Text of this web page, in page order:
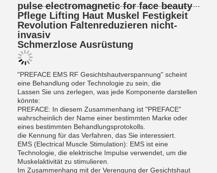
pulse electromagnetic for face beauty
Pflege Lifting Haut Muskel Festigkeit
Revolution Faltenreduzieren nicht-
invasiv
Schmerzlose Ausrüstung
"PREFACE EMS RF Gesichtshautverspannung" scheint
eine Behandlung oder Technologie zu sein, die
Lassen Sie uns zerlegen, was jede Komponente darstellen
könnte:
PREFACE: In diesem Zusammenhang ist "PREFACE"
wahrscheinlich der Name einer bestimmten Marke oder
eines bestimmten Behandlungsprotokolls.
die Kennung für das Verfahren, das Sie interessiert.
EMS (Electrical Muscle Stimulation): EMS ist eine
Technologie, die elektrische Impulse verwendet, um die
Muskelaktivität zu stimulieren.
Im Zusammenhang mit der Verengung der Gesichtshaut